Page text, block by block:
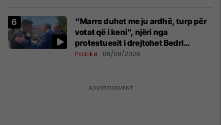
“Marre duhet me ju ardhë, turp për
votat që i keni”, njëri nga
protestuesit i drejtohet Bedri
Hamzës
Politikë 06/08/2026